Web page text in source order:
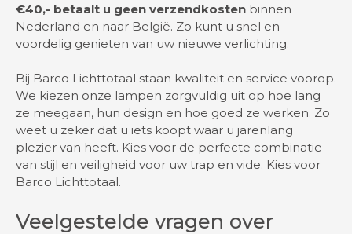
€40,- betaalt u geen verzendkosten binnen
Nederland en naar België. Zo kunt u snel en
voordelig genieten van uw nieuwe verlichting.
Bij Barco Lichttotaal staan kwaliteit en service voorop.
We kiezen onze lampen zorgvuldig uit op hoe lang
ze meegaan, hun design en hoe goed ze werken. Zo
weet u zeker dat u iets koopt waar u jarenlang
plezier van heeft. Kies voor de perfecte combinatie
van stijl en veiligheid voor uw trap en vide. Kies voor
Barco Lichttotaal.
Veelgestelde vragen over